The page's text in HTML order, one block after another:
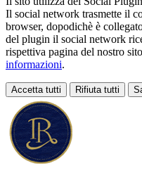
Il social network trasmette il
browser, dopodichè è
del plugin il social network
rispettiva pagina del nostro
informazioni.
Accetta tutti Rifiuta tutti
Loading...